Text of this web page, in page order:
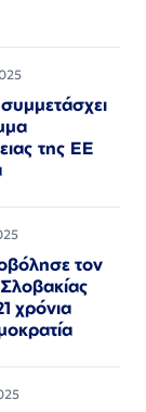
της ΕΕ
τον
χρόνια